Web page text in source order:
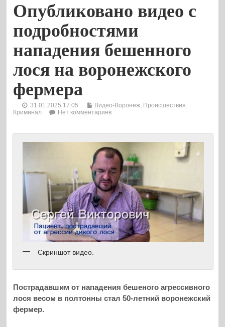
Опубликовано видео с
подробностями
нападения бешенного
лося на воронежского
фермера
31.01.2025 17:05 Видео-Воронеж Происшествия.
Криминал
Нет комментариев
Скриншот видео.
Пострадавшим от нападения бешеного агрессивного
лося весом в полтонны стал 50-летний воронежский
фермер.